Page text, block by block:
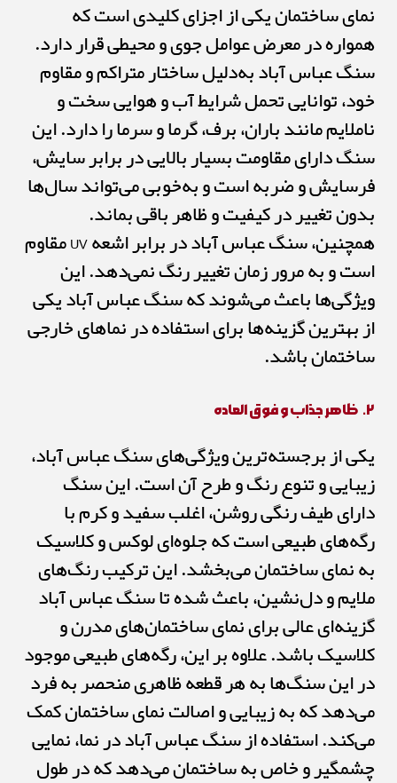
نمای ساختمان یکی از اجزای کلیدی است که
همواره در معرض عوامل جوی و محیطی قرار دارد.
سنگ عباس آباد به‌دلیل ساختار متراکم و مقاوم
خود، توانایی تحمل شرایط آب و هوایی سخت و
ناملایم مانند باران، برف، گرما و سرما را دارد. این
سنگ دارای مقاومت بسیار بالایی در برابر سایش،
فرسایش و ضربه است و به‌خوبی می‌تواند سال‌ها
بدون تغییر در کیفیت و ظاهر باقی بماند.
همچنین، سنگ عباس آباد در برابر اشعه UV مقاوم
است و به مرور زمان تغییر رنگ نمی‌دهد. این
ویژگی‌ها باعث می‌شوند که سنگ عباس آباد یکی
از بهترین گزینه‌ها برای استفاده در نماهای خارجی
ساختمان باشد.
۲. ظاهر جذاب و فوق العاده
یکی از برجسته‌ترین ویژگی‌های سنگ عباس آباد،
زیبایی و تنوع رنگ و طرح آن است. این سنگ
دارای طیف رنگی روشن، اغلب سفید و کرم با
رگه‌های طبیعی است که جلوه‌ای لوکس و کلاسیک
به نمای ساختمان می‌بخشد. این ترکیب رنگ‌های
ملایم و دل‌نشین، باعث شده تا سنگ عباس آباد
گزینه‌ای عالی برای نمای ساختمان‌های مدرن و
کلاسیک باشد. علاوه بر این، رگه‌های طبیعی موجود
در این سنگ‌ها به هر قطعه ظاهری منحصر به فرد
می‌دهد که به زیبایی و اصالت نمای ساختمان کمک
می‌کند. استفاده از سنگ عباس آباد در نما، نمایی
چشمگیر و خاص به ساختمان می‌دهد که در طول